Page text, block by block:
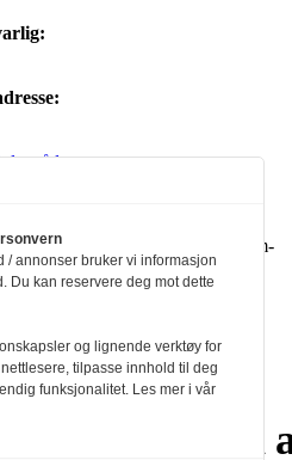
kulturråd, i tillegg til økonomisk
og
etter Redaktør- og Vær Varsom-
aa
aa
/ annonser bruker vi informasjon
Du kan reservere deg mot dette
og lignende verktøy for
tilpasse innhold til deg
funksjonalitet. Les mer i vår